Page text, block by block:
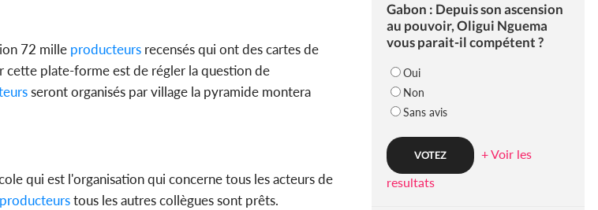
72 mille producteurs recensés qui ont des cartes de
cette plate-forme est de régler la question de
seront organisés par village la pyramide montera
qui est l'organisation qui concerne tous les acteurs de
producteurstous les autres collègues sont prêts.
Gabon : Depuis son ascension
au pouvoir, Oligui Nguema
vous parait-il compétent ?
Oui
Non
Sans avis
+ Voir les
resultats